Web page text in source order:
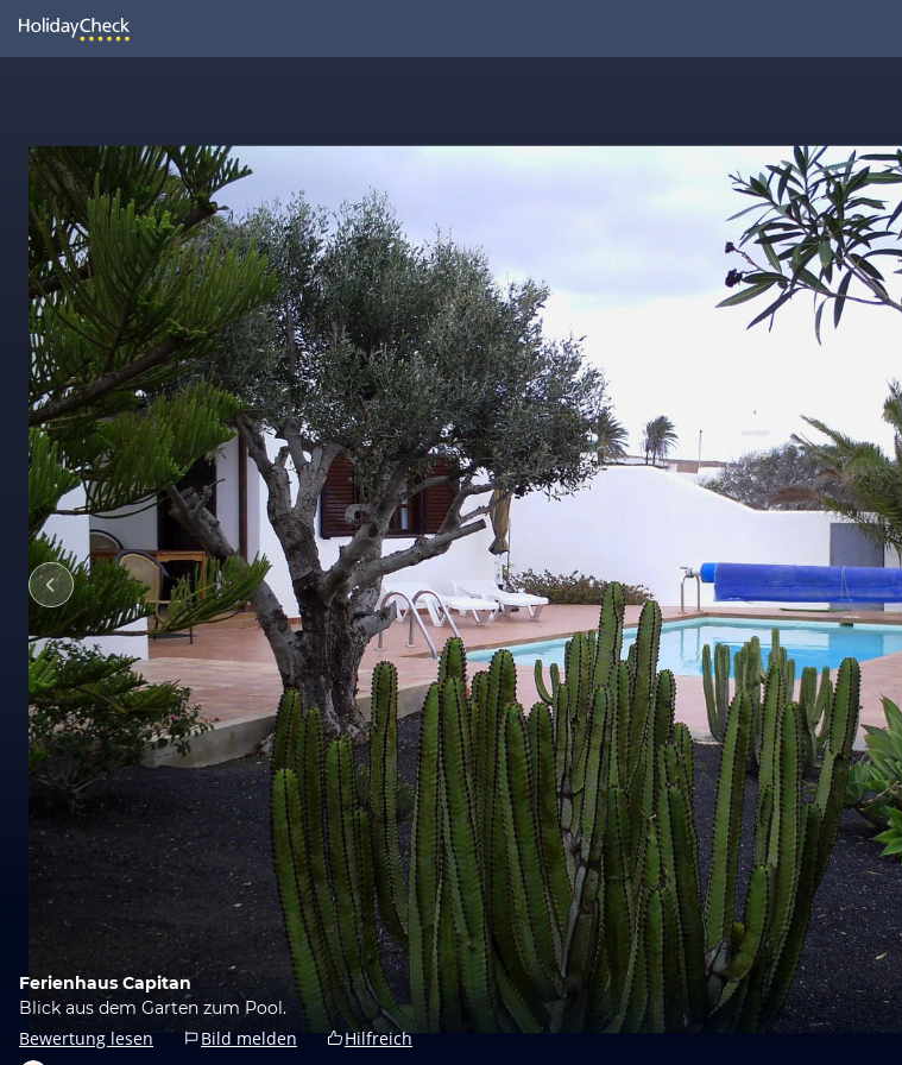
Ferienhaus Capitan
Blick aus dem Garten zum Pool.
Bewertung lesen Bild melden Hilfreich